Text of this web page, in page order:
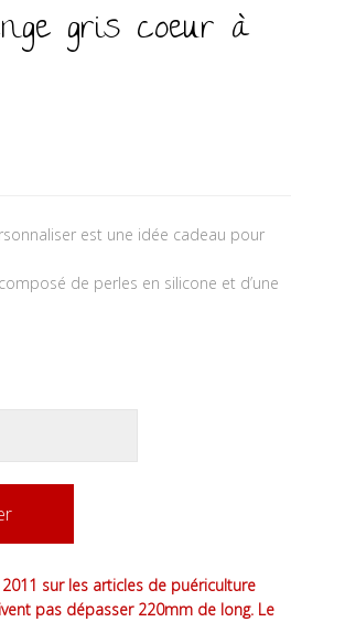
gris coeur à
est une idée cadeau pour
de perles en silicone et d’une
sur les articles de puériculture
pas dépasser 220mm de long. Le